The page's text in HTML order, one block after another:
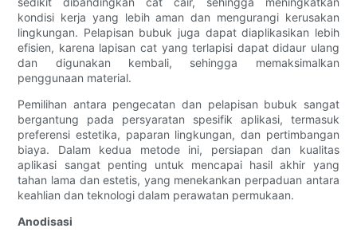
kondisi kerja yang lebih aman dan mengurangi kerusakan
lingkungan. Pelapisan bubuk juga dapat diaplikasikan lebih
efisien, karena lapisan cat yang terlapisi dapat didaur ulang
dan digunakan kembali, sehingga memaksimalkan
penggunaan material.
Pemilihan antara pengecatan dan pelapisan bubuk sangat
bergantung pada persyaratan spesifik aplikasi, termasuk
preferensi estetika, paparan lingkungan, dan pertimbangan
biaya. Dalam kedua metode ini, persiapan dan kualitas
aplikasi sangat penting untuk mencapai hasil akhir yang
tahan lama dan estetis, yang menekankan perpaduan antara
keahlian dan teknologi dalam perawatan permukaan.
Anodisasi